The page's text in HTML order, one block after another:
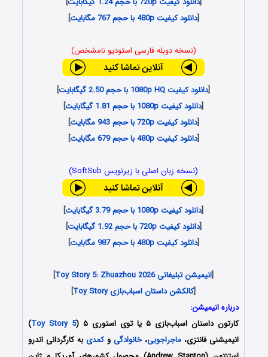
[دانلود کیفیت 480p با حجم 767 مگابایت ]
(نسخه دوبله فارسی استودیو نامشخص)
[دانلود کیفیت 1080p HQ با حجم 2.50 گیگابایت
]
[دانلود کیفیت 1080p با حجم 1.81 گیگابایت
]
[دانلود کیفیت 720p با حجم 943 مگابایت
]
[دانلود کیفیت 480p با حجم 679 مگابایت ]
(نسخه زبان اصلی با زیرنویس SoftSub)
[دانلود کیفیت 1080p با حجم 3.79 گیگابایت
]
[دانلود کیفیت 720p با حجم 1.92 گیگابایت
]
[دانلود کیفیت 480p با حجم 987 مگابایت ]
[انیمیشن تبلیغاتی Toy Story 5: Zhuazhou 2026
]
[کالکشن داستان اسباب‌بازی Toy Story
]
درباره انیمیشن:
کارتون داستان اسباب‌بازی ۵ یا توی استوری ۵
(
Toy Story 5
)
انیمیشنی فانتزی،ماجراجویی،خانوادگی وکمدی به کارگردانی اندرو